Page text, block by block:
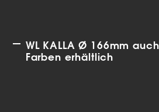
WL KALLA Ø 166mm
Farben erhältlich